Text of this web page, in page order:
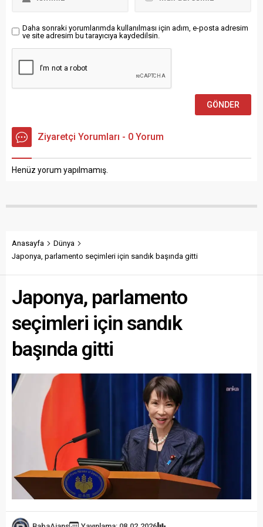
haber, röportaj, görüntü,
paylaşım ve benzeri
yayınların yapılmaması,
mevcut içeriklerin ise
derhâl yayından
dönemin İstanbul Valisi Ali
Yerlikaya, dönemin...
Daha sonraki yorumlarımda kullanılması için adım, e-posta adresim
ve site adresim bu tarayıcıya kaydedilsin.
Ziyaretçi Yorumları - 0 Yorum
Henüz yorum yapılmamış.
Anasayfa
Dünya
Japonya, parlamento seçimleri için sandık başında gitti
Japonya, parlamento
seçimleri için sandık
başında gitti